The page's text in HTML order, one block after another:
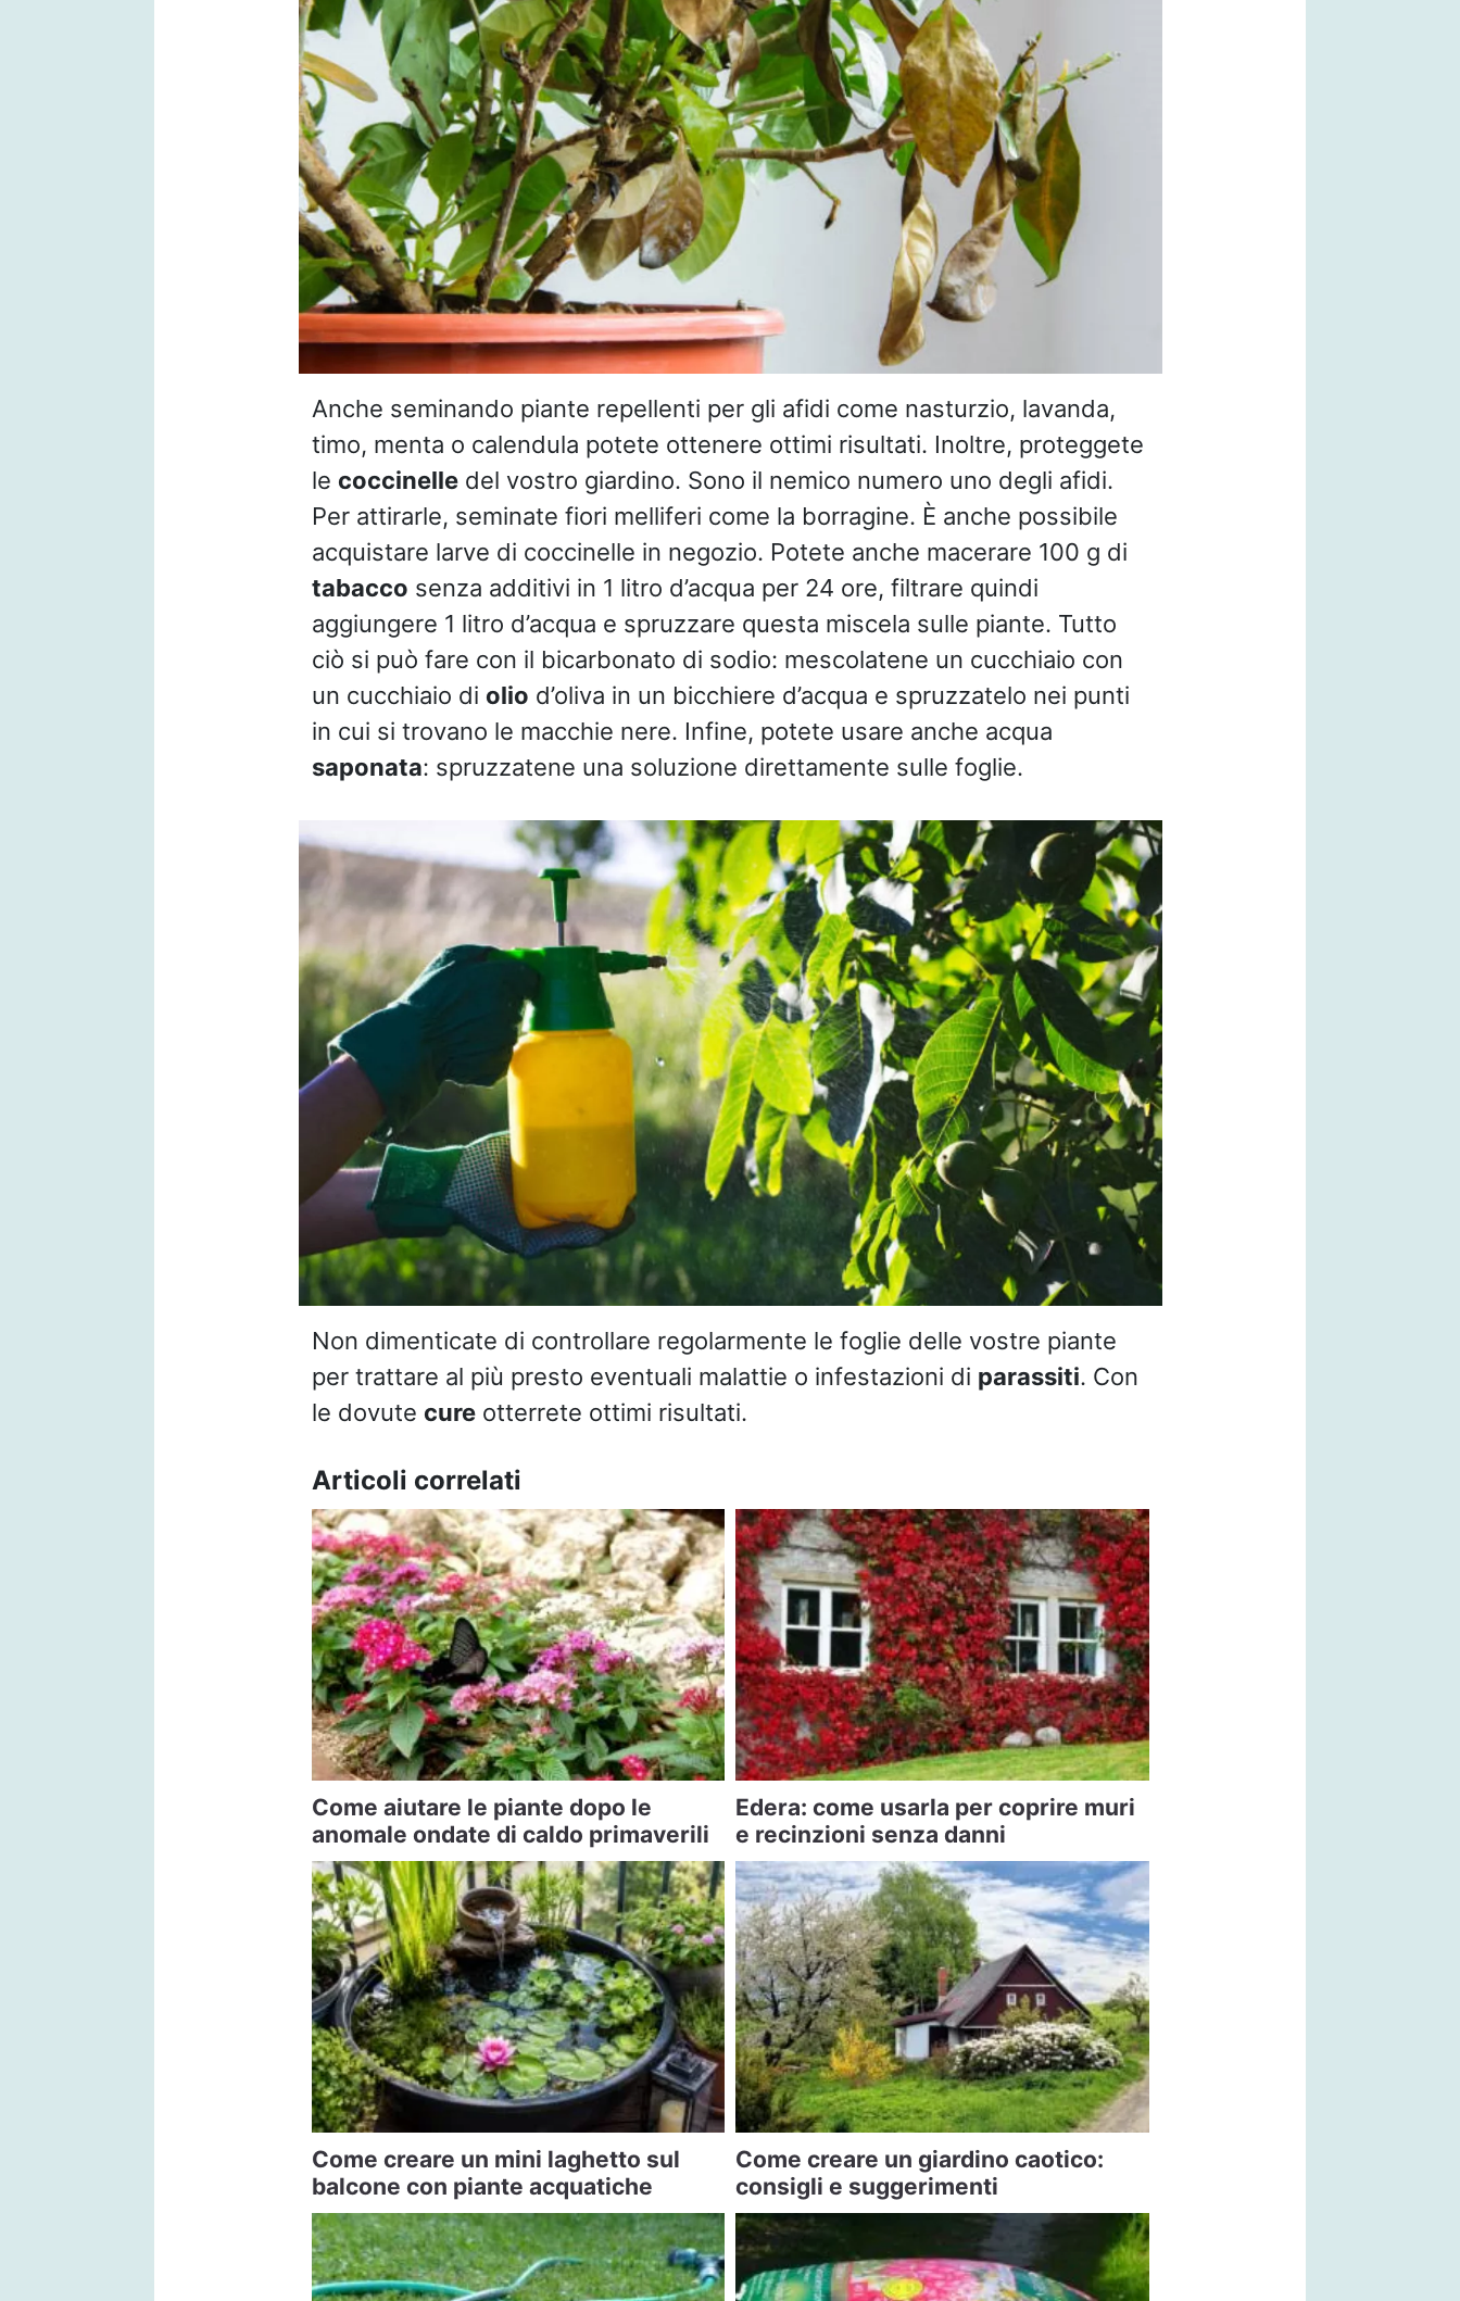
Anche seminando piante repellenti per gli afidi come nasturzio, lavanda,
timo, menta o calendula potete ottenere ottimi risultati. Inoltre, proteggete
le coccinelledel vostro giardino. Sono il nemico numero uno degli afidi.
Per attirarle, seminate fiori melliferi come la borragine. È anche possibile
acquistare larve di coccinelle in negozio. Potete anche macerare 100 g di
tabacco senza additivi in 1 litro d’acqua per 24 ore, filtrare quindi
aggiungere 1 litro d’acqua e spruzzare questa miscela sulle piante. Tutto
ciò si può fare con il bicarbonato di sodio: mescolatene un cucchiaio con
un cucchiaio di olio d’oliva in un bicchiere d’acqua e spruzzatelo nei punti
in cui si trovano le macchie nere. Infine, potete usare anche acqua
saponata: spruzzatene una soluzione direttamente sulle foglie.
Non dimenticate di controllare regolarmente le foglie delle vostre piante
per trattare al più presto eventuali malattie o infestazioni di parassiti. Con
le dovute cureotterrete ottimi risultati.
Articoli correlati
Come aiutare le piante dopo le
anomale ondate di caldo primaverili
Edera: come usarla per coprire muri
e recinzioni senza danni
Come creare un mini laghetto sul
balcone con piante acquatiche
Come creare un giardino caotico:
consigli e suggerimenti